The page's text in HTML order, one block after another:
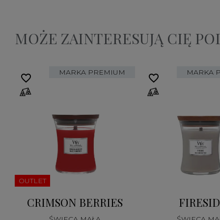
MOŻE ZAINTERESUJĄ CIĘ
MARKA PREMIUM
OUTLET
CRIMSON BERRIES
favorite_border MARKA
favorite_border